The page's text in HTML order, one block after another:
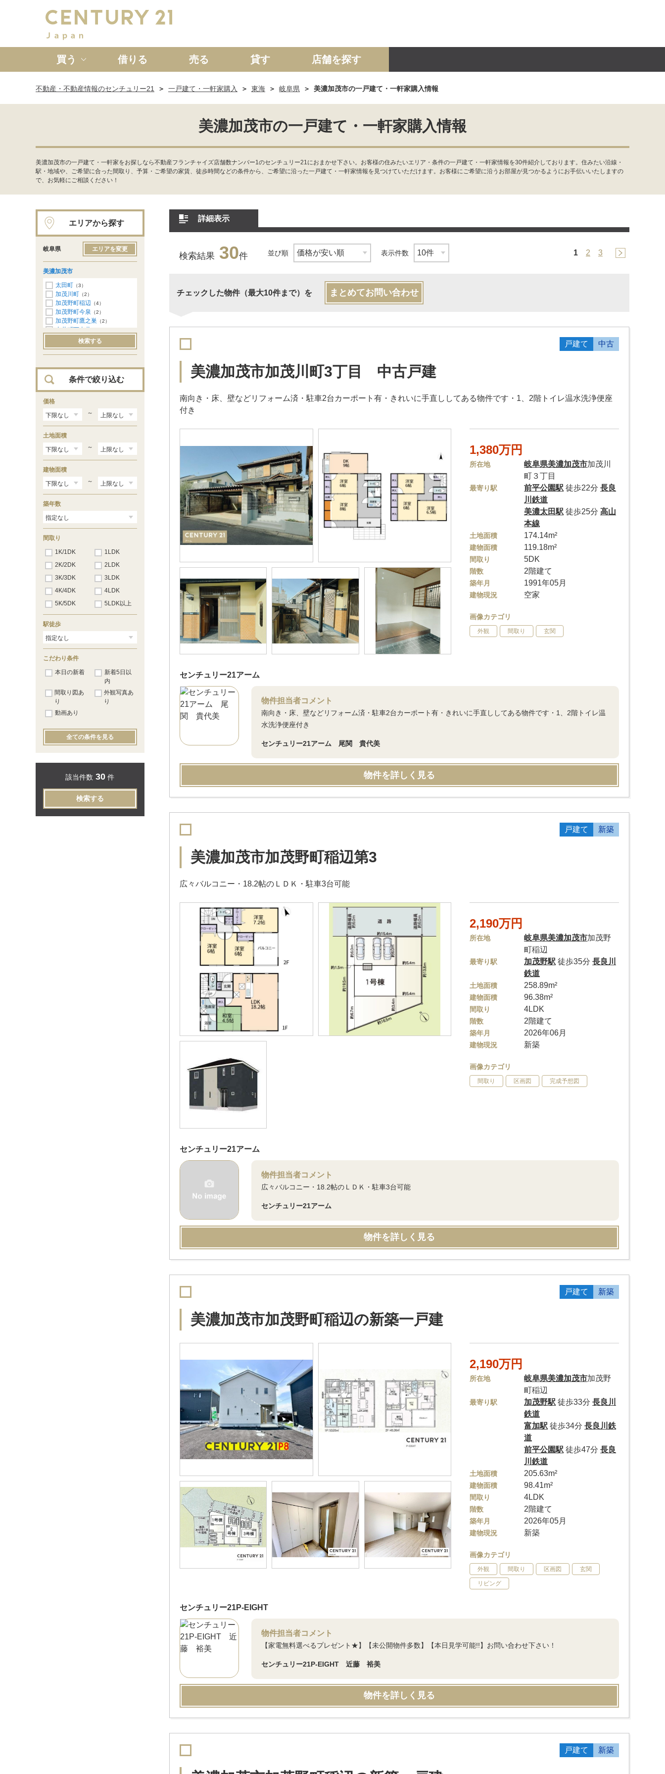
買う
新築一戸建て 中古一戸建て マンション 土地 事業投資用
借りる 売る 貸す 店舗を探す
不動産・不動産情報のセンチュリー21 一戸建て・一軒家購入 東海 岐阜県 美濃加茂市の一戸建て・一軒家購入情報
美濃加茂市の一戸建て・一軒家購入情報
美濃加茂市の一戸建て・一軒家をお探しなら不動産フランチャイズ店舗数ナンバー1のセンチュリー21におまかせ下さい。お客様の住みたいエリア・条件の一戸建て・一軒家情報を30件紹介しております。住みたい沿線・
駅・地域や、ご希望に合った間取り、予算・ご希望の家賃、徒歩時間などの条件から、ご希望に沿った一戸建て・一軒家情報を見つけていただけます。お客様にご希望に沿うお部屋が見つかるようにお手伝いいたしますの
で、お気軽にご相談ください！
詳細表示
検索結果 30件 並び順 表示件数 1 2 3
チェックした物件（最大10件まで）を まとめてお問い合わせ
戸建て 中古
美濃加茂市加茂川町3丁目 中古戸建
南向き・床、壁などリフォーム済・駐車2台カーポート有・きれいに手直ししてある物件です・1、2階トイレ温水洗浄便座
付き
1,380万円
所在地 岐阜県美濃加茂市加茂川
町３丁目
最寄り駅 前平公園駅 徒歩22分長良
川鉄道
美濃太田駅 徒歩25分高山
本線
土地面積 174.14m²
建物面積 119.18m²
間取り 5DK
階数 2階建て
築年月 1991年05月
建物現況 空家
画像カテゴリ
外観 間取り 玄関
センチュリー21アーム
物件担当者コメント
南向き・床、壁などリフォーム済・駐車2台カーポート有・きれいに手直ししてある物件です・1、2階トイレ温
水洗浄便座付き
センチュリー21アーム 尾関 貴代美
物件を詳しく見る
戸建て 新築
美濃加茂市加茂野町稲辺第3
広々バルコニー・18.2帖のＬＤＫ・駐車3台可能
2,190万円
所在地 岐阜県美濃加茂市加茂野
町稲辺
最寄り駅 加茂野駅 徒歩35分長良川
鉄道
土地面積 258.89m²
建物面積 96.38m²
間取り 4LDK
階数 2階建て
築年月 2026年06月
建物現況 新築
画像カテゴリ
間取り 区画図 完成予想図
センチュリー21アーム
物件担当者コメント
広々バルコニー・18.2帖のＬＤＫ・駐車3台可能
センチュリー21アーム
物件を詳しく見る
戸建て 新築
美濃加茂市加茂野町稲辺の新築一戸建
2,190万円
所在地 岐阜県美濃加茂市加茂野
町稲辺
最寄り駅 加茂野駅 徒歩33分長良川
鉄道
富加駅 徒歩34分長良川鉄
道
前平公園駅 徒歩47分長良
川鉄道
土地面積 205.63m²
建物面積 98.41m²
間取り 4LDK
階数 2階建て
築年月 2026年05月
建物現況 新築
画像カテゴリ
外観 間取り 区画図 玄関
リビング
センチュリー21P-EIGHT
物件担当者コメント
【家電無料選べるプレゼント★】【未公開物件多数】【本日見学可能!!】お問い合わせ下さい！
センチュリー21P-EIGHT 近藤 裕美
物件を詳しく見る
戸建て 新築
エリアから探す
岐阜県 エリアを変更
美濃加茂市
太田町 （3）
加茂川町 （2）
加茂野町稲辺 （4）
加茂野町今泉 （2）
加茂野町鷹之巣 （2）
古井町下古井
（1）
蜂屋町上蜂屋（2）
本郷町（7）
検索する
条件で絞り込む
価格
～
土地面積
～
建物面積
～
築年数
間取り
1K/1DK
1LDK
2K/2DK
2LDK
3K/3DK
3LDK
4K/4DK
4LDK
5K/5DK
5LDK以上
駅徒歩
こだわり条件
本日の新着
新着5日以
内
間取り図あ
り
外観写真あ
り
動画あり
全ての条件を見る
該当件数 30 件
検索する